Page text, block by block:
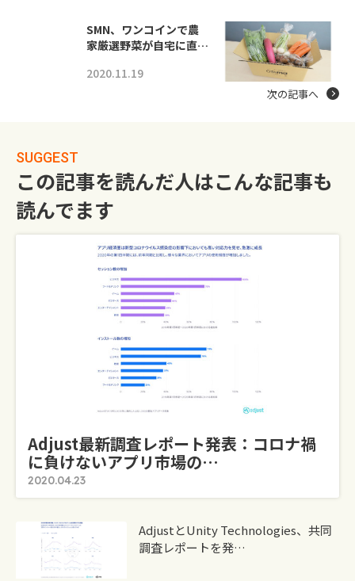
SMN、ワンコインで農
家厳選野菜が自宅に直…
2020.11.19
次の記事へ
SUGGEST
この記事を読んだ人はこんな記事も
読んでます
Adjust最新調査レポート発表：コロナ禍
に負けないアプリ市場の…
2020.04.23
AdjustとUnity Technologies、共同
調査レポートを発…